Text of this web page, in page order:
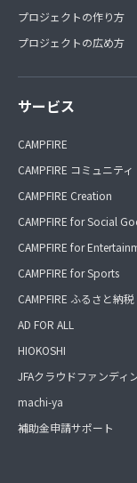
プロジェクトの作り方
プロジェクトの広め方
サービス
CAMPFIRE
CAMPFIRE コミュニティ
CAMPFIRE Creation
CAMPFIRE for Social
CAMPFIRE for
CAMPFIRE for Sports
CAMPFIRE ふるさと納税
AD FOR ALL
HIOKOSHI
JFAクラウドファンディ
machi-ya
補助金申請サポート